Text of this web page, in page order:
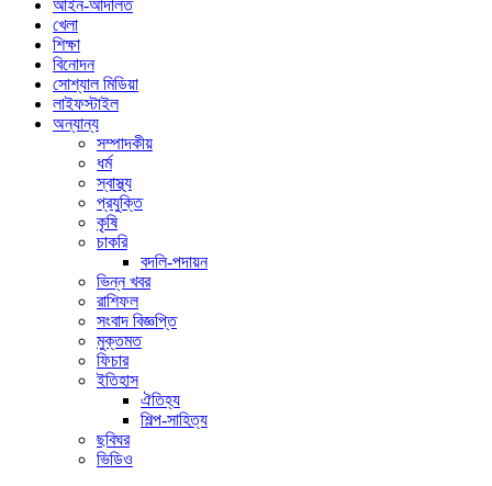
আইন-আদালত
খেলা
শিক্ষা
বিনোদন
সোশ্যাল মিডিয়া
লাইফস্টাইল
অন্যান্য
সম্পাদকীয়
ধর্ম
স্বাস্থ্য
প্রযুক্তি
কৃষি
চাকরি
বদলি-পদায়ন
ভিন্ন খবর
রাশিফল
সংবাদ বিজ্ঞপ্তি
মুক্তমত
ফিচার
ইতিহাস
ঐতিহ্য
শিল্প-সাহিত্য
ছবিঘর
ভিডিও